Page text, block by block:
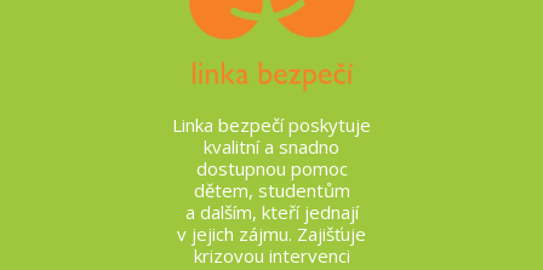
Linka bezpečí poskytuje
kvalitní a snadno
dostupnou pomoc
dětem, studentům
a dalším, kteří jednají
v jejich zájmu. Zajišťuje
krizovou intervenci